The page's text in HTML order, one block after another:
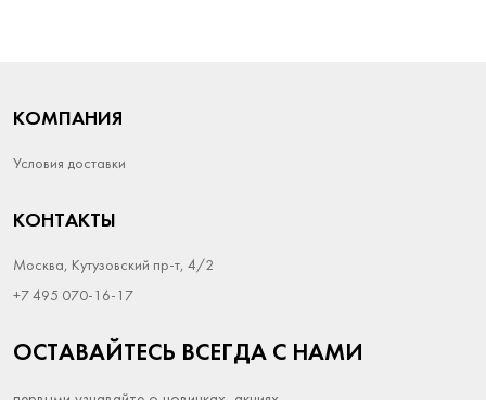
КОМПАНИЯ
Условия доставки
КОНТАКТЫ
Москва, Кутузовский пр-т, 4/2
+7 495 070-16-17
ОСТАВАЙТЕСЬ ВСЕГДА С НАМИ